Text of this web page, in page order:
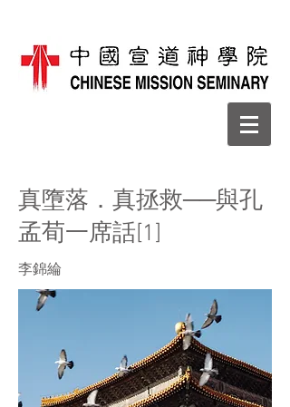
真墮落．真拯救──與孔
孟荀一席話[1]
李錦綸